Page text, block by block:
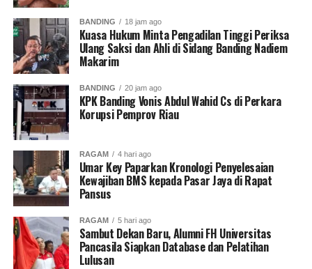
Kritik saran kami terima untuk pengembangan
konten kami. Jangan lupa subscribe dan like di
Channel YouTube, Instagram dan Tik Tok.Terima
RELATED TOPICS:
KARTU PRAKERJA
MENAKER IDA FAUZIAH
PRESIDEN JOKO WIDODO
Gelar Lomba Menembak, Kapoldasu: Tingkatkan
Sinergitas TNI/Polri
DON'T MISS
Indonesia sepakati Isu Prioritas EWG ketiga
MES Dono
BANDING 18 jam ago
Kuasa Hukum Minta Pengadilan Tinggi Periksa
Ulang Saksi dan Ahli di Sidang Banding Nadiem
Makarim
BANDING 20 jam ago
KPK Banding Vonis Abdul Wahid Cs di Perkara
Korupsi Pemprov Riau
RAGAM 4 hari ago
Umar Key Paparkan Kronologi Penyelesaian
Kewajiban BMS kepada Pasar Jaya di Rapat
Pansus
RAGAM 5 hari ago
Sambut Dekan Baru, Alumni FH Universitas
Pancasila Siapkan Database dan Pelatihan
Lulusan